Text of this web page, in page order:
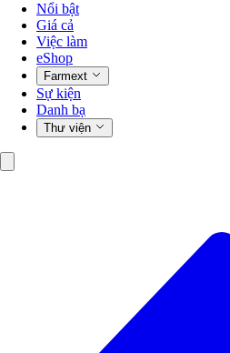
Nổi bật
Giá cả
Việc làm
eShop
Farmext
Sự kiện
Danh bạ
Thư viện